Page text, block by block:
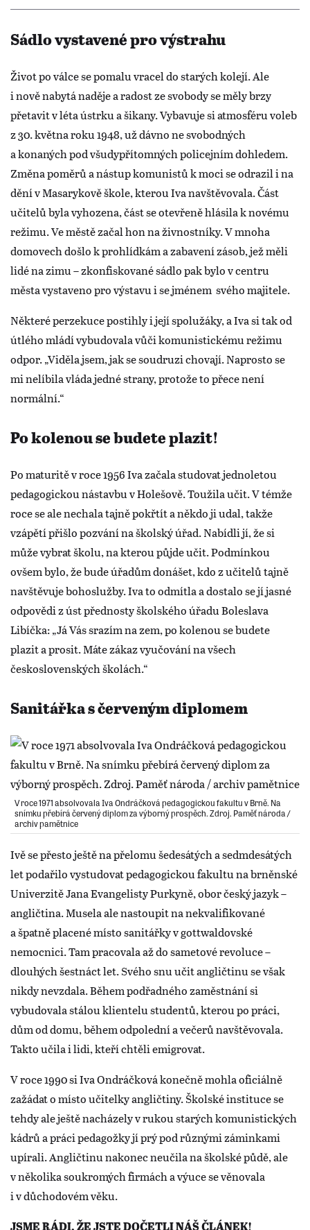
Sádlo vystavené pro výstrahu
Život po válce se pomalu vracel do starých kolejí. Ale
i nově nabytá naděje a radost ze svobody se měly brzy
přetavit v léta ústrku a šikany. Vybavuje si atmosféru voleb
z 30. května roku 1948, už dávno ne svobodných
a konaných pod všudypřítomných policejním dohledem.
Změna poměrů a nástup komunistů k moci se odrazil i na
dění v Masarykově škole, kterou Iva navštěvovala. Část
učitelů byla vyhozena, část se otevřeně hlásila k novému
režimu. Ve městě začal hon na živnostníky. V mnoha
domovech došlo k prohlídkám a zabavení zásob, jež měli
lidé na zimu – zkonfiskované sádlo pak bylo v centru
města vystaveno pro výstavu i se jménem svého majitele.
Některé perzekuce postihly i její spolužáky, a Iva si tak od
útlého mládí vybudovala vůči komunistickému režimu
odpor. „Viděla jsem, jak se soudruzi chovají. Naprosto se
mi nelíbila vláda jedné strany, protože to přece není
normální.“
Po kolenou se budete plazit!
Po maturitě v roce 1956 Iva začala studovat jednoletou
pedagogickou nástavbu v Holešově. Toužila učit. V témže
roce se ale nechala tajně pokřtít a někdo ji udal, takže
vzápětí přišlo pozvání na školský úřad. Nabídli jí, že si
může vybrat školu, na kterou půjde učit. Podmínkou
ovšem bylo, že bude úřadům donášet, kdo z učitelů tajně
navštěvuje bohoslužby. Iva to odmítla a dostalo se jí jasné
odpovědi z úst přednosty školského úřadu Boleslava
Libíčka: „Já Vás srazím na zem, po kolenou se budete
plazit a prosit. Máte zákaz vyučování na všech
československých školách.“
Sanitářka s červeným diplomem
V roce 1971 absolvovala Iva Ondráčková pedagogickou fakultu v Brně. Na
snímku přebírá červený diplom za výborný prospěch. Zdroj. Paměť národa /
archiv pamětnice
Ivě se přesto ještě na přelomu šedesátých a sedmdesátých
let podařilo vystudovat pedagogickou fakultu na brněnské
Univerzitě Jana Evangelisty Purkyně, obor český jazyk –
angličtina. Musela ale nastoupit na nekvalifikované
a špatně placené místo sanitářky v gottwaldovské
nemocnici. Tam pracovala až do sametové revoluce –
dlouhých šestnáct let. Svého snu učit angličtinu se však
nikdy nevzdala. Během podřadného zaměstnání si
vybudovala stálou klientelu studentů, kterou po práci,
dům od domu, během odpolední a večerů navštěvovala.
Takto učila i lidi, kteří chtěli emigrovat.
V roce 1990 si Iva Ondráčková konečně mohla oficiálně
zažádat o místo učitelky angličtiny. Školské instituce se
tehdy ale ještě nacházely v rukou starých komunistických
kádrů a práci pedagožky jí prý pod různými záminkami
upírali. Angličtinu nakonec neučila na školské půdě, ale
v několika soukromých firmách a výuce se věnovala
i v důchodovém věku.